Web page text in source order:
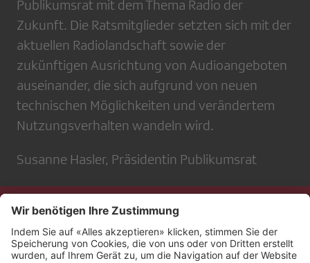
Publikumsrat mit dem Thema Radio der
Zukunft. Die Ratsmitglieder setzten sich mit der
aktuellen Radiolandschaft sowie der
zukünftigen Ausrichtung von Audioangeboten
auseinander, die sich aufgrund von neuen
technischen Möglichkeiten und verändertem
Nutzungsverhalten wandeln wird.
Susanne Hasler, Präsidentin Publikumsrat
Kontakt
Impressum